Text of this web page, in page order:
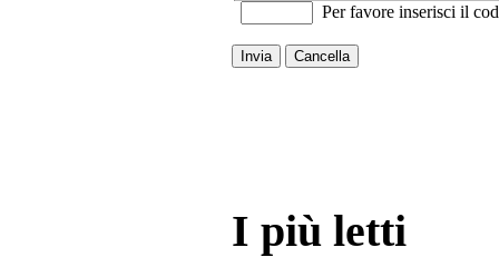
Per favore inserisci il
Invia Cancella
I più letti